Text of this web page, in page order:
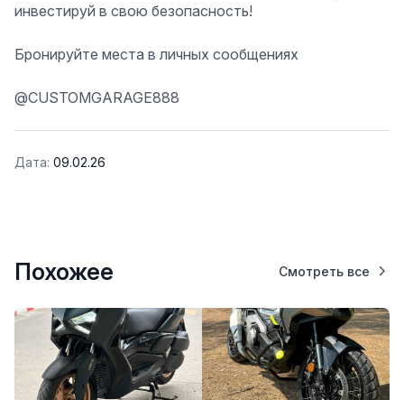
инвестируй в свою безопасность!
Бронируйте места в личных сообщениях
@CUSTOMGARAGE888
Дата: 09.02.26
Похожее Смотреть все